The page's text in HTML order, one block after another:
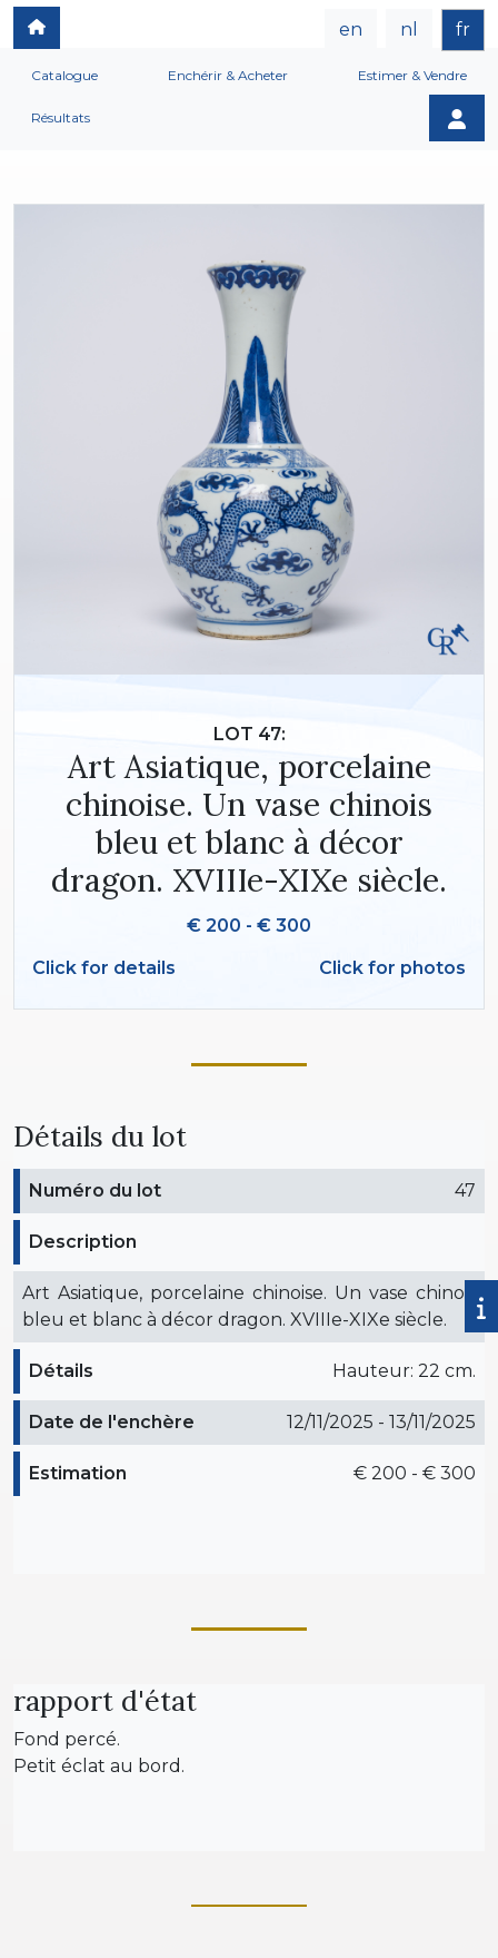
en nl fr
Catalogue Enchérir & Acheter Estimer & Vendre
Résultats
LOT 47:
Art Asiatique, porcelaine
chinoise. Un vase chinois
bleu et blanc à décor
dragon. XVIIIe-XIXe siècle.
€ 200 - € 300
Click for details
Click for photos
Détails du lot
Numéro du lot 47
Description
Art Asiatique, porcelaine chinoise. Un vase chinois
bleu et blanc à décor dragon. XVIIIe-XIXe siècle.
Détails Hauteur: 22 cm.
Date de l'enchère 12/11/2025 - 13/11/2025
Estimation € 200 - € 300
rapport d'état
Fond percé.
Petit éclat au bord.